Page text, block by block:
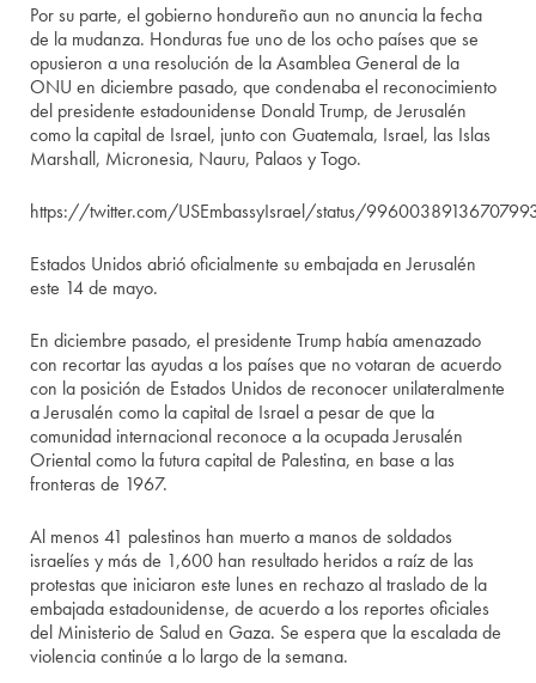
Por su parte, el gobierno hondureño aun no anuncia la fecha
de la mudanza. Honduras fue uno de los ocho países que se
opusieron a una resolución de la Asamblea General de la
ONU en diciembre pasado, que condenaba el reconocimiento
del presidente estadounidense Donald Trump, de Jerusalén
como la capital de Israel, junto con Guatemala, Israel, las Islas
Marshall, Micronesia, Nauru, Palaos y Togo.
https://twitter.com/USEmbassyIsrael/status/
Estados Unidos abrió oficialmente su embajada en Jerusalén
este 14 de mayo.
En diciembre pasado, el presidente Trump había amenazado
con recortar las ayudas a los países que no votaran de acuerdo
con la posición de Estados Unidos de reconocer unilateralmente
a Jerusalén como la capital de Israel a pesar de que la
comunidad internacional reconoce a la ocupada Jerusalén
Oriental como la futura capital de Palestina, en base a las
fronteras de 1967.
Al menos 41 palestinos han muerto a manos de soldados
israelíes y más de 1,600 han resultado heridos a raíz de las
protestas que iniciaron este lunes en rechazo al traslado de la
embajada estadounidense, de acuerdo a los reportes oficiales
del Ministerio de Salud en Gaza. Se espera que la escalada de
violencia continúe a lo largo de la semana.